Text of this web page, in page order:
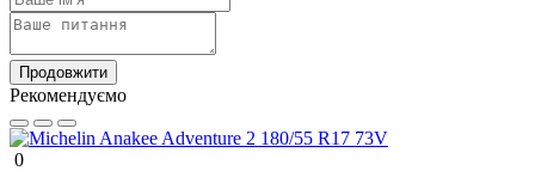
Продовжити
Рекомендуємо
0